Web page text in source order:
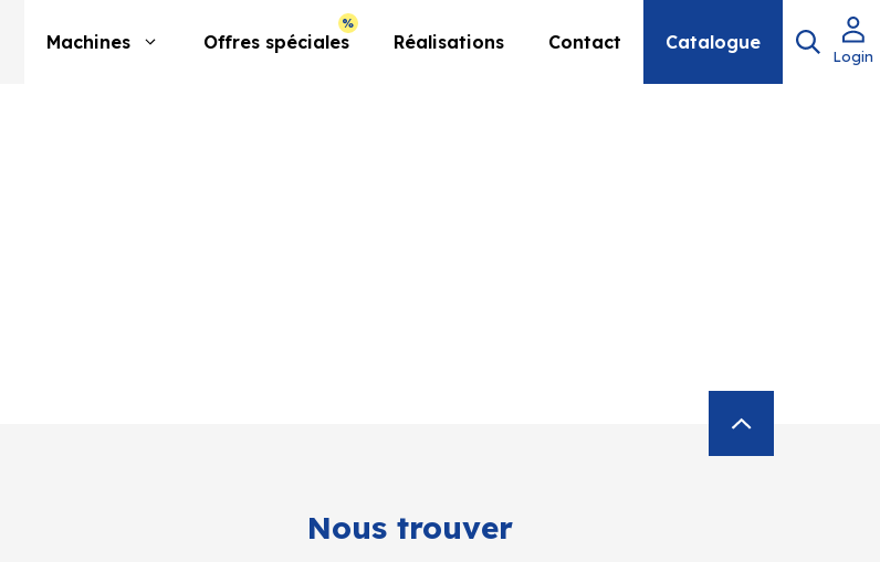
Machines Offres spéciales Réalisations Contact Catalogue
Login
Nous trouver